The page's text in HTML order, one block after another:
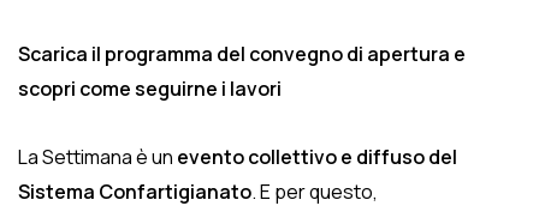
Scarica il programma del convegno di apertura e
scopri come seguirne i lavori
La Settimana è un evento collettivo e diffuso del
Sistema Confartigianato. E per questo,